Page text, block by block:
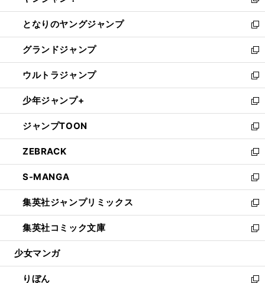
開
く
ン
ド
ウ
で
開
く
ウ
ィ
ン
ド
ウ
で
開
く
し
い
ウ
ィ
ン
ド
ウ
で
開
く
となりのヤングジャンプ
新
し
い
ウ
ィ
ン
ド
ウ
で
開
く
グランドジャンプ
新
し
い
ウ
ィ
ン
ド
ウ
で
開
く
ウルトラジャンプ
新
し
い
ウ
ィ
ン
ド
ウ
で
開
く
少年ジャンプ+
新
し
い
ウ
ィ
ン
ド
ウ
で
開
く
ジャンプTOON
新
し
い
ウ
ィ
ン
ド
ウ
で
開
ZEBRACK
新
し
い
ウ
ィ
ン
ド
ウ
開
く
S-MANGA
新
し
い
ウ
ィ
ン
ウ
で
集英社ジャンプリミックス
新
し
い
ウ
ン
ド
集英社コミック文庫
新
し
ウ
ィ
少女マンガ
りぼん